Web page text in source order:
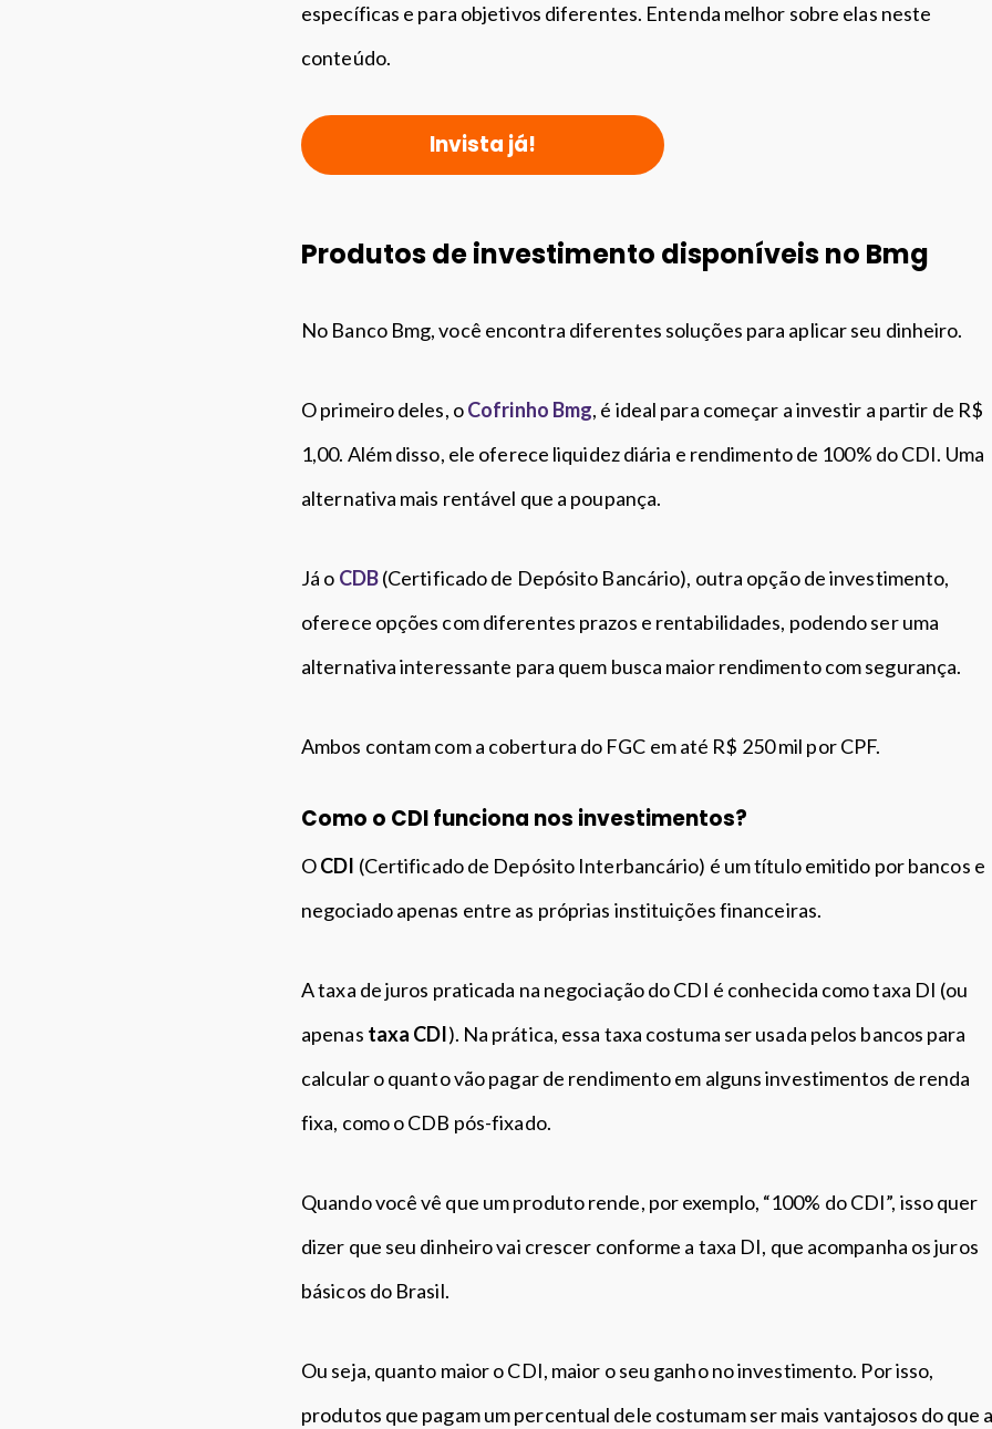
específicas e para objetivos diferentes. Entenda melhor sobre elas neste
conteúdo.
Invista já!
Produtos de investimento disponíveis no Bmg
No Banco Bmg, você encontra diferentes soluções para aplicar seu dinheiro.
O primeiro deles, oCofrinho Bmg, é ideal para começar a investir a partir de R$
1,00. Além disso, ele oferece liquidez diária e rendimento de 100% do CDI. Uma
alternativa mais rentável que a poupança.
Já o CDB(Certificado de Depósito Bancário), outra opção de investimento,
oferece opções com diferentes prazos e rentabilidades, podendo ser uma
alternativa interessante para quem busca maior rendimento com segurança.
Ambos contam com a cobertura do FGC em até R$ 250 mil por CPF.
Como o CDI funciona nos investimentos?
OCDI (Certificado de Depósito Interbancário) é um título emitido por bancos e
negociado apenas entre as próprias instituições financeiras.
A taxa de juros praticada na negociação do CDI é conhecida como taxa DI (ou
apenas taxa CDI). Na prática, essa taxa costuma ser usada pelos bancos para
calcular o quanto vão pagar de rendimento em alguns investimentos de renda
fixa, como o CDB pós-fixado.
Quando você vê que um produto rende, por exemplo, “100% do CDI”, isso quer
dizer que seu dinheiro vai crescer conforme a taxa DI, que acompanha os juros
básicos do Brasil.
Ou seja, quanto maior o CDI, maior o seu ganho no investimento. Por isso,
produtos que pagam um percentual dele costumam ser mais vantajosos do que